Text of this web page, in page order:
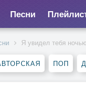
Песни
Я увидел тебя ночью
ПОП